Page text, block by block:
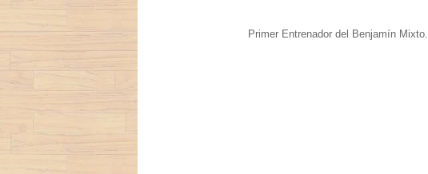
Primer Entrenador del Benjamín Mixto.